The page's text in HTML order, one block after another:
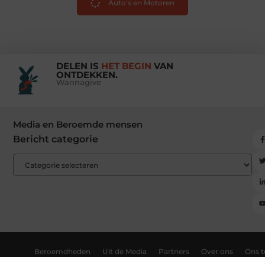
Auto's en Motoren
DELEN IS HET BEGIN VAN
ONTDEKKEN.
Wannagive
Media en Beroemde mensen
Bericht categorie
Beroemdheden Uit de Media Partners Over ons Ons